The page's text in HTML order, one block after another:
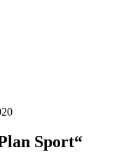
Sport“